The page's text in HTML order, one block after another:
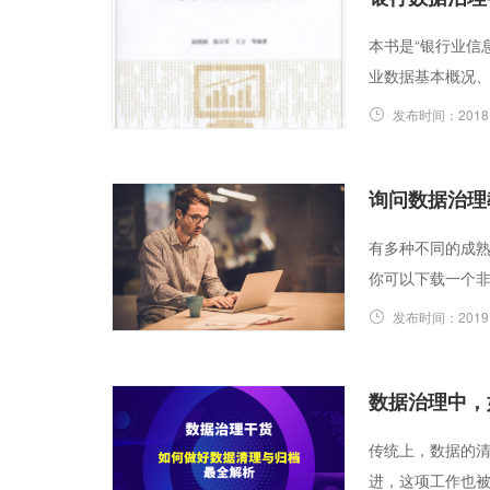
本书是“银行业信
业数据基本概况
发布时间：
询问数据治
有多种不同的成
你可以下载一个
发布时间：
数据治理中
传统上，数据的
进，这项工作也